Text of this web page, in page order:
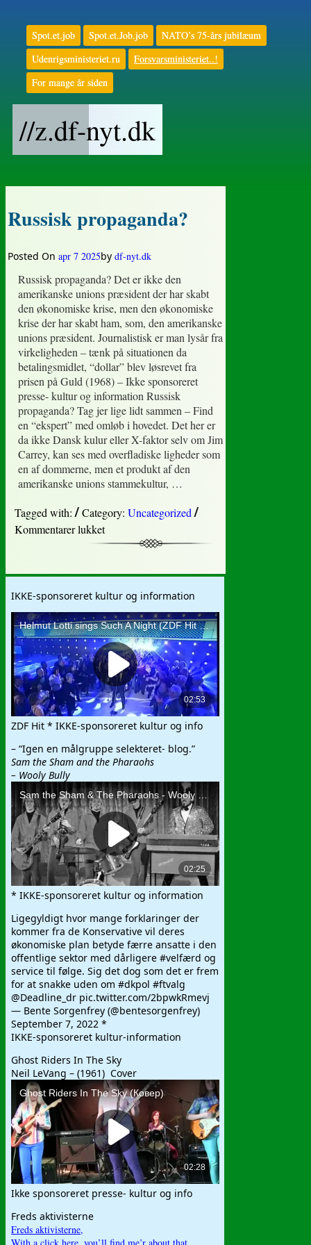
contentSpot.et.job Spot.et.Job.job
NATO’s 75-års jubilæum
Udenrigsministeriet.ru
Forsvarsministeriet..!
For mange år siden
//z.df-nyt.dk
Russisk propaganda?
Posted On apr 7 2025by df-nyt.dk
Russisk propaganda? Det er ikke den
amerikanske unions præsident der har skabt
den økonomiske krise, men den økonomiske
krise der har skabt ham, som, den amerikanske
unions præsident. Journalistisk er man lysår fra
virkeligheden – tænk på situationen da
betalingsmidlet, “dollar” blev løsrevet fra
prisen på Guld (1968) – Ikke sponsoreret
presse- kultur og information Russisk
propaganda? Tag jer lige lidt sammen – Find
en “ekspert” med omløb i hovedet. Det her er
da ikke Dansk kulur eller X-faktor selv om Jim
Carrey, kan ses med overfladiske ligheder som
en af dommerne, men et produkt af den
amerikanske unions stammekultur, …
Tagged with: /Category: Uncategorized /
Kommentarer lukkettil
Russisk
IKKE-sponsoreret kultur og information
ZDF Hit * IKKE-sponsoreret kultur og info
– “Igen en målgruppe selekteret- blog.”
Sam the Sham and the Pharaohs
– Wooly Bully
* IKKE-sponsoreret kultur og information
Ligegyldigt hvor mange forklaringer der
kommer fra de Konservative vil deres
økonomiske plan betyde færre ansatte i den
offentlige sektor med dårligere #velfærd og
service til følge. Sig det dog som det er frem
for at snakke uden om #dkpol #ftvalg
@Deadline_dr pic.twitter.com/2bpwkRmevj
— Bente Sorgenfrey (@bentesorgenfrey)
September 7, 2022 *
IKKE-sponsoreret kultur-information
Ghost Riders In The Sky
Neil LeVang – (1961) Cover
Ikke sponsoreret presse- kultur og info
Freds aktivisterne
Freds aktivisterne,
With a click here, you’ll find me’r about that